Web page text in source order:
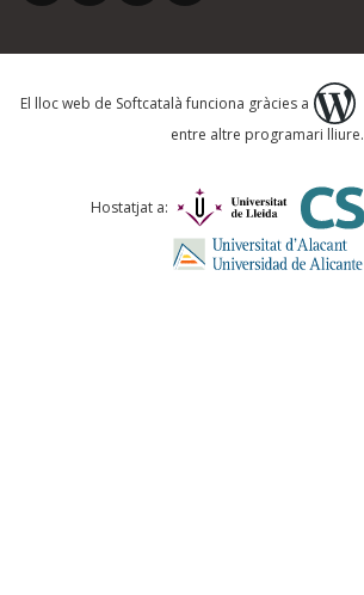
Què proposeu?
Comentari *
El lloc web de Softcatalà funciona gràcies a
entre altre programari lliure.
Hostatjat a: